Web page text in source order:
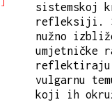
sistemskoj
refleksiji.
nužno
umjetničke
reflektiraju
vulgarnu
koji ih